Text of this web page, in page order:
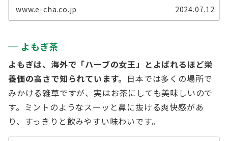
www.e-cha.co.jp 2024.07.12
よもぎ茶
よもぎは、海外で「ハーブの女王」とよばれるほど栄
養価の高さで知られています。 日本では多くの場所で
みかける雑草ですが、実はお茶にしても美味しいので
す。ミントのようなスーッと鼻に抜ける爽快感があ
り、すっきりと飲みやすい味わいです。